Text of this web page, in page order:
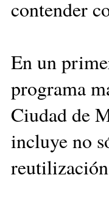
contender
En un
programa
Ciudad de
incluye no